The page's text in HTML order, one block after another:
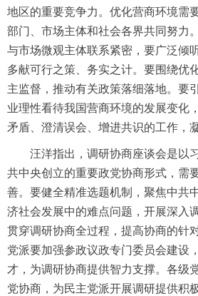
地区的重要竞争力。优化营商环境需
部门、市场主体和社会各界共同努力
与市场微观主体联系紧密，要广泛倾
多献可行之策、务实之计。要围绕优
主监督，推动有关政策落细落地。要
业理性看待我国营商环境的发展变化
矛盾、澄清误会、增进共识的工作，
汪洋指出，调研协商座谈会是以
共中央创立的重要政党协商形式，需
善。要健全精准选题机制，聚焦中共
济社会发展中的难点问题，开展深入
贯穿调研协商全过程，提高协商的针
党派要加强参政议政专门委员会建设
才，为调研协商提供智力支撑。各级
党协商，为民主党派开展调研提供积